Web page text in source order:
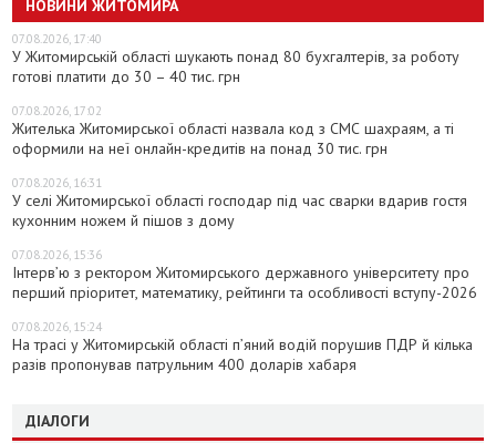
НОВИНИ ЖИТОМИРА
07.08.2026, 17:40
У Житомирській області шукають понад 80 бухгалтерів, за роботу
готові платити до 30 – 40 тис. грн
07.08.2026, 17:02
Жителька Житомирської області назвала код з СМС шахраям, а ті
оформили на неї онлайн-кредитів на понад 30 тис. грн
07.08.2026, 16:31
У селі Житомирської області господар під час сварки вдарив гостя
кухонним ножем й пішов з дому
07.08.2026, 15:36
Інтерв’ю з ректором Житомирського державного університету про
перший пріоритет, математику, рейтинги та особливості вступу-2026
07.08.2026, 15:24
На трасі у Житомирській області п’яний водій порушив ПДР й кілька
разів пропонував патрульним 400 доларів хабаря
ДІАЛОГИ